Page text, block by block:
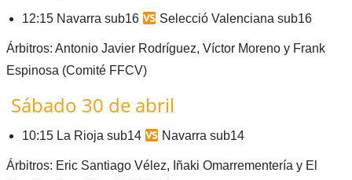
12:15 Navarra sub16 Selecció Valenciana sub16
Árbitros: Antonio Javier Rodríguez, Víctor Moreno y Frank
Espinosa (Comité FFCV)
Sábado 30 de abril
10:15 La Rioja sub14 Navarra sub14
Árbitros: Eric Santiago Vélez, Iñaki Omarrementería y El